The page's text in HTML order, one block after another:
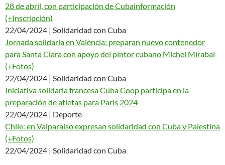
28 de abril, con participación de Cubainformación
(+Inscripción)
22/04/2024 | Solidaridad con Cuba
Jornada solidaria en València: preparan nuevo contenedor
para Santa Clara con apoyo del pintor cubano Michel Mirabal
(+Fotos)
22/04/2024 | Solidaridad con Cuba
Iniciativa solidaria francesa Cuba Coop participa en la
preparación de atletas para París 2024
22/04/2024 | Deporte
Chile: en Valparaíso expresan solidaridad con Cuba y Palestina
(+Fotos)
22/04/2024 | Solidaridad con Cuba